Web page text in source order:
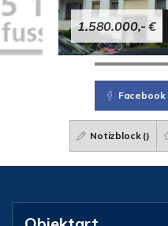
1.580.000,- €
Facebook
Notizblock ()